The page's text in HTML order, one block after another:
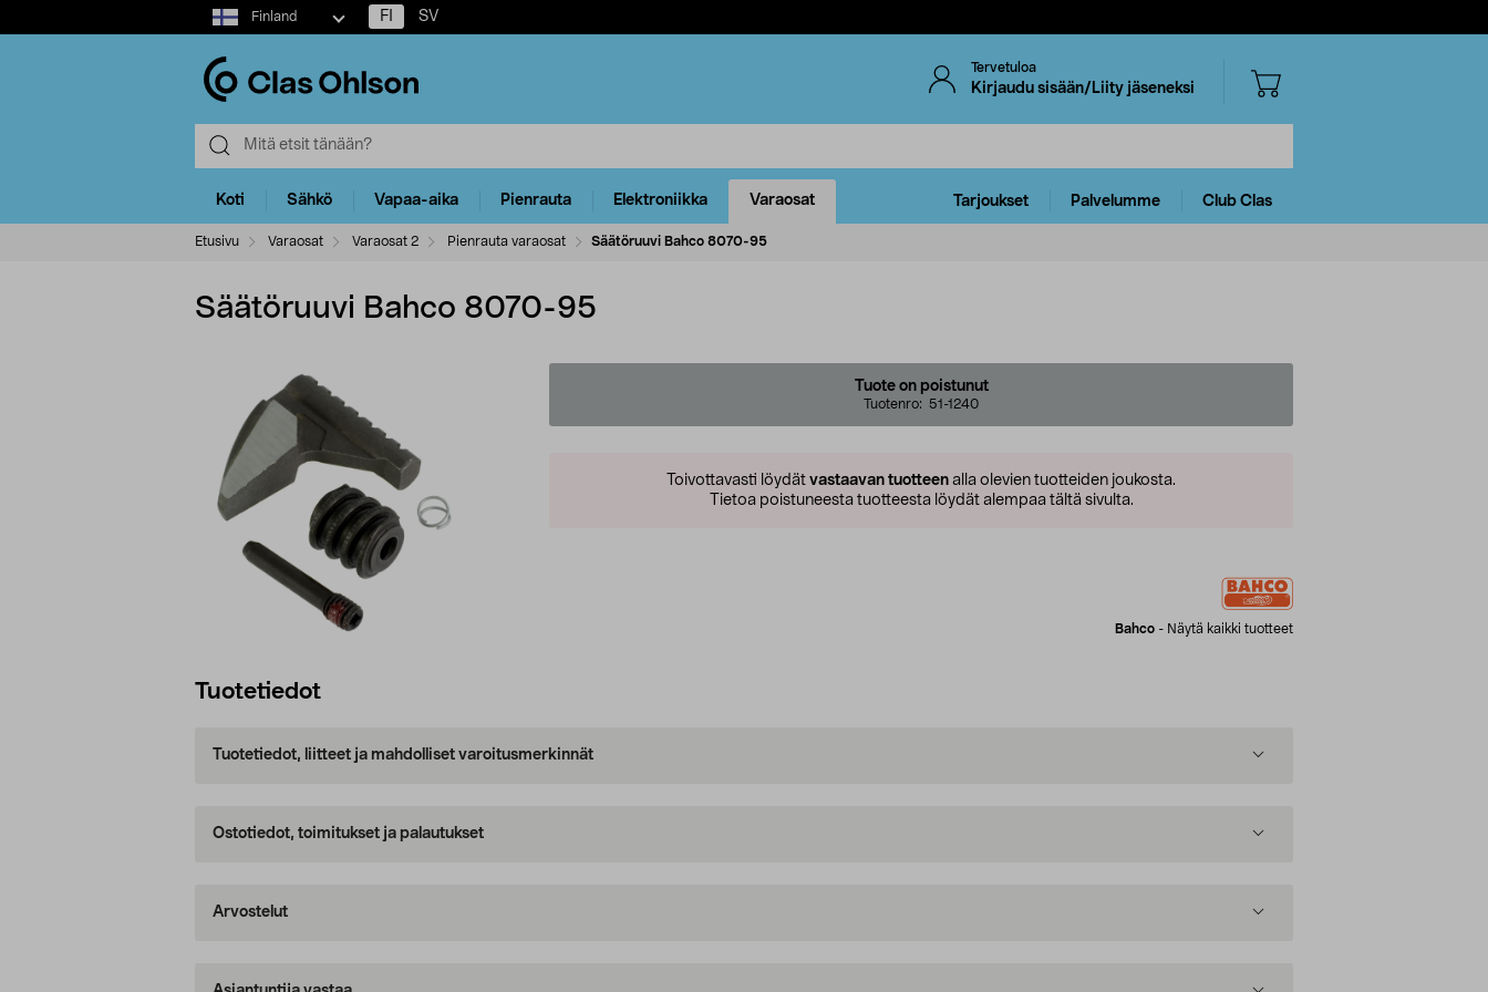
Select
market
Finland FI SV
Tervetuloa
Kirjaudu sisään/Liity jäseneksi
Koti Sähkö Vapaa-aika Pienrauta Elektroniikka Varaosat Tarjoukset Palvelumme Club Clas
Etusivu Varaosat Varaosat 2 Pienrauta varaosat Säätöruuvi Bahco 8070-95
Säätöruuvi Bahco 8070-95
Tuote on poistunut
Tuotenro: 51-1240
Toivottavasti löydät vastaavan tuotteen alla olevien tuotteiden joukosta.
Tietoa poistuneesta tuotteesta löydät alempaa tältä sivulta.
Bahco - Näytä kaikki tuotteet
Tuotetiedot
Tuotetiedot, liitteet ja mahdolliset varoitusmerkinnät
Ostotiedot, toimitukset ja palautukset
Arvostelut